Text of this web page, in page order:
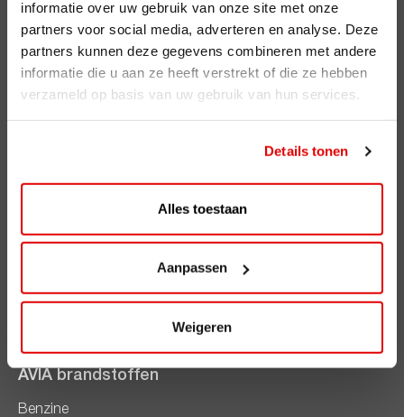
informatie over uw gebruik van onze site met onze
partners voor social media, adverteren en analyse. Deze
partners kunnen deze gegevens combineren met andere
informatie die u aan ze heeft verstrekt of die ze hebben
verzameld op basis van uw gebruik van hun services.
Details tonen
Alles toestaan
Aanpassen
Weigeren
Clubsparen
Voordelen
Registreren
AVIA Diensten
AVIA VOLT
AVIA brandstoffen
Benzine